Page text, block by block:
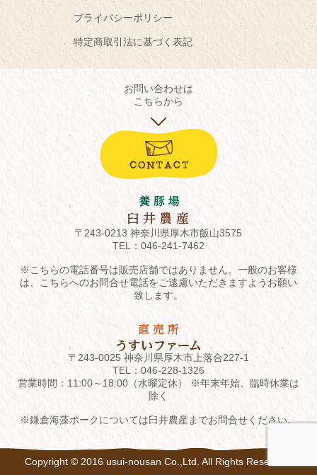
プライバシーポリシー
特定商取引法に基づく表記
お問い合わせは
こちらから
〒243-0213 神奈川県厚木市飯山3575
TEL： 046-241-7462
※こちらの電話番号は販売店舗ではありません。一般のお客様
は、こちらへのお問合せ電話をご遠慮いただきますようお願い
致します。
〒243-0025 神奈川県厚木市上落合227-1
TEL： 046-228-1326
営業時間：11:00～18:00（水曜定休） ※年末年始、臨時休業は
除く
※鎌倉海藻ポークについては臼井農産までお問合せください。
Copyright © 2016 usui-nousan Co.,Ltd. All Rights Reserved.